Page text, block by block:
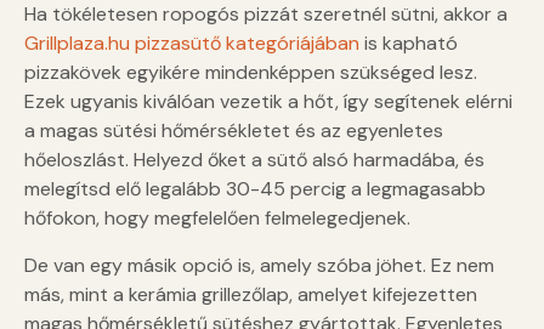
Ha tökéletesen ropogós pizzát szeretnél sütni, akkor a
Grillplaza.hu pizzasütő kategóriájában is kapható
pizzakövek egyikére mindenképpen szükséged lesz.
Ezek ugyanis kiválóan vezetik a hőt, így segítenek elérni
a magas sütési hőmérsékletet és az egyenletes
hőeloszlást. Helyezd őket a sütő alsó harmadába, és
melegítsd elő legalább 30-45 percig a legmagasabb
hőfokon, hogy megfelelően felmelegedjenek.
De van egy másik opció is, amely szóba jöhet. Ez nem
más, mint a kerámia grillezőlap, amelyet kifejezetten
magas hőmérsékletű sütéshez gyártottak. Egyenletes